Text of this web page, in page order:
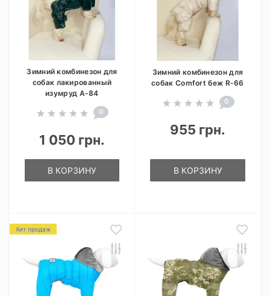
Зимний комбинезон для
собак лакированный
изумруд A-84
0
1 050 грн.
В КОРЗИНУ
Зимний комбинезон для
собак Comfort беж R-66
0
955 грн.
В КОРЗИНУ
Хит продаж